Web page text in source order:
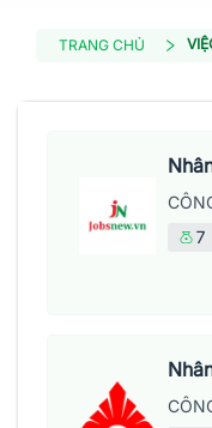
TRANG CHỦ
7